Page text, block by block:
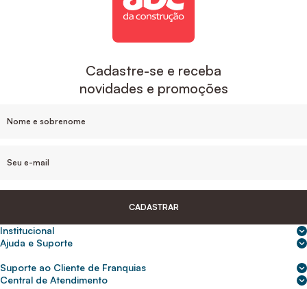
Cadastre-se e receba
novidades e promoções
CADASTRAR
Institucional
Sobre nós
Para empresas
Ajuda e Suporte
Frete e entrega
Suporte ao Cliente de Franquias
2ª Via de Boletos - Crédito ABC
Central de Atendimento